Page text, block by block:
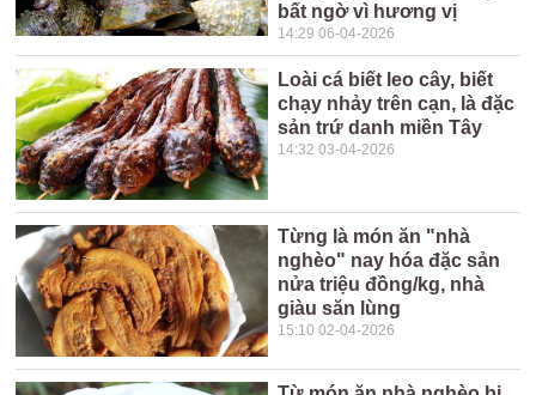
bất ngờ vì hương vị
14:29 06-04-2026
Loài cá biết leo cây, biết
chạy nhảy trên cạn, là đặc
sản trứ danh miền Tây
14:32 03-04-2026
Từng là món ăn "nhà
nghèo" nay hóa đặc sản
nửa triệu đồng/kg, nhà
giàu săn lùng
15:10 02-04-2026